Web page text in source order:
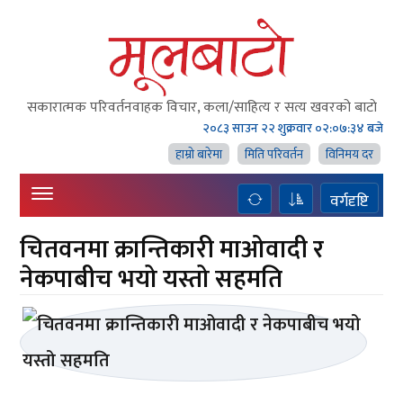
सकारात्मक परिवर्तनवाहक विचार, कला/साहित्य र सत्य खवरको बाटाे
२०८३ साउन २२ शुक्रवार०२:०७:३४ बजे
हाम्राे बारेमा
मिति परिवर्तन विनिमय दर
वर्गदृष्टि
चितवनमा क्रान्तिकारी माओवादी र
नेकपाबीच भयो यस्तो सहमति